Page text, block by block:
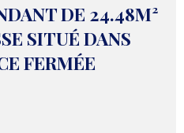
DE 24.48M²
SITUÉ DANS
FERMÉE